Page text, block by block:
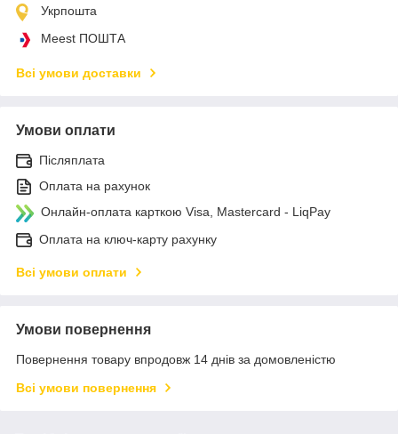
Укрпошта
Meest ПОШТА
Всі умови доставки
Умови оплати
Післяплата
Оплата на рахунок
Онлайн-оплата карткою Visa, Mastercard - LiqPay
Оплата на ключ-карту рахунку
Всі умови оплати
Умови повернення
Повернення товару впродовж 14 днів за домовленістю
Всі умови повернення